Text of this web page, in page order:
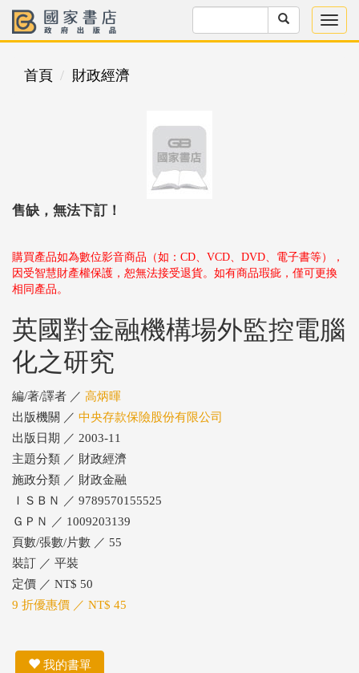
首頁 財政經濟
售缺，無法下訂！
購買產品如為數位影音商品（如：CD、VCD、DVD、電子書等），
因受智慧財產權保護，恕無法接受退貨。如有商品瑕疵，僅可更換
相同產品。
英國對金融機構場外監控電腦
化之研究
編/著/譯者 ／ 高炳暉
出版機關 ／ 中央存款保險股份有限公司
出版日期 ／ 2003-11
主題分類 ／ 財政經濟
施政分類 ／ 財政金融
ＩＳＢＮ ／ 9789570155525
ＧＰＮ ／ 1009203139
頁數/張數/片數 ／ 55
裝訂 ／ 平裝
定價 ／ NT$ 50
9 折優惠價 ／ NT$ 45
我的書單